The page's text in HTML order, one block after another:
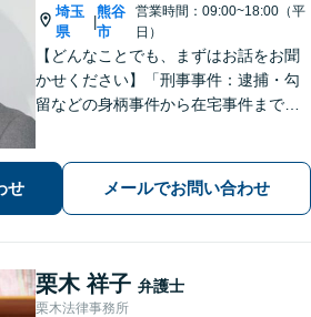
埼玉
県
|
熊谷
市
営業時間：09:00~18:00（平
日）
【どんなことでも、まずはお話をお聞
かせください】「刑事事件：逮捕・勾
留などの身柄事件から在宅事件まで、
います。」
せ メールでお問い合わせ
栗木 祥子 弁護士
栗木法律事務所